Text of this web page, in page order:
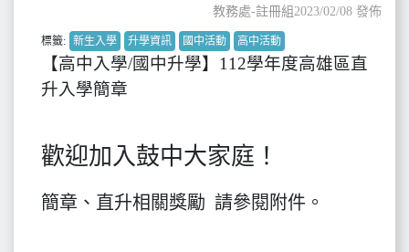
教務處-註冊組2023/02/08 發佈
標籤: 新生入學 升學資訊 國中活動 高中活動
【高中入學/國中升學】112學年度高雄區直
升入學簡章
歡迎加入鼓中大家庭！
簡章、直升相關獎勵 請參閱附件。